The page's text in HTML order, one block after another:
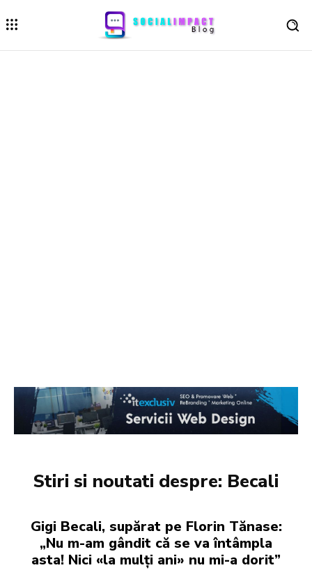
Stiri si noutati despre: Becali
Gigi Becali, supărat pe Florin Tănase:
„Nu m-am gândit că se va întâmpla
asta! Nici «la mulți ani» nu mi-a dorit”